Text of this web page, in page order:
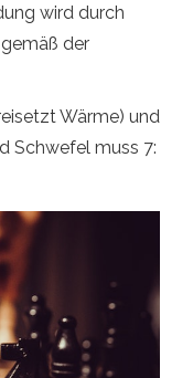
wird durch
der
Wärme) und
Schwefel muss 7: